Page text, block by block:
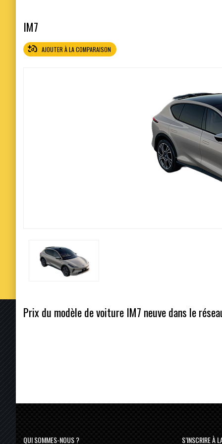
IM7
AJOUTER À LA COMPARAISON
Prix du modèle de voiture IM7 neuve dans le
QUI SOMMES-NOUS ? S’INSCRIRE À